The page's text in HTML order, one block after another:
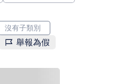
沒有子類別
舉報為假